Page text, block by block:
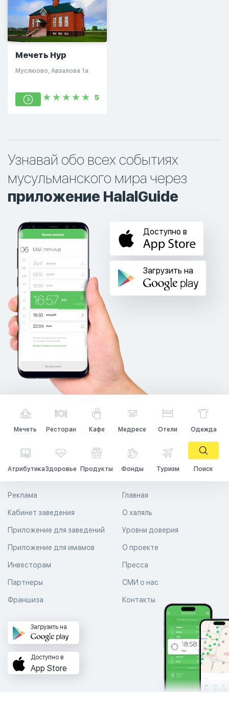
Мечеть Нур
Муслюово, Авзалова 1а
5
Узнавай обо всех событиях
мусульманского мира через
приложение HalalGuide
Доступно в
Загрузить на
Мечеть Ресторан Кафе Медресе Отели Одежда
АтрибутикаЗдоровье Продукты Фонды Туризм Поиск
Главная
О халяль
Уровни доверия
Реклама
Кабинет заведения
Приложение для заведений
Приложение для имамов О проекте
Пресса
СМИ о нас
Контакты
Инвесторам
Партнеры
Франшиза
Загрузить на
Доступно в
App Store